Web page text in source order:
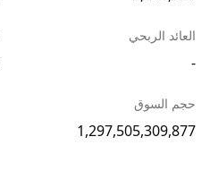
العائد الربحي
-
حجم السوق
1,297,505,309,877